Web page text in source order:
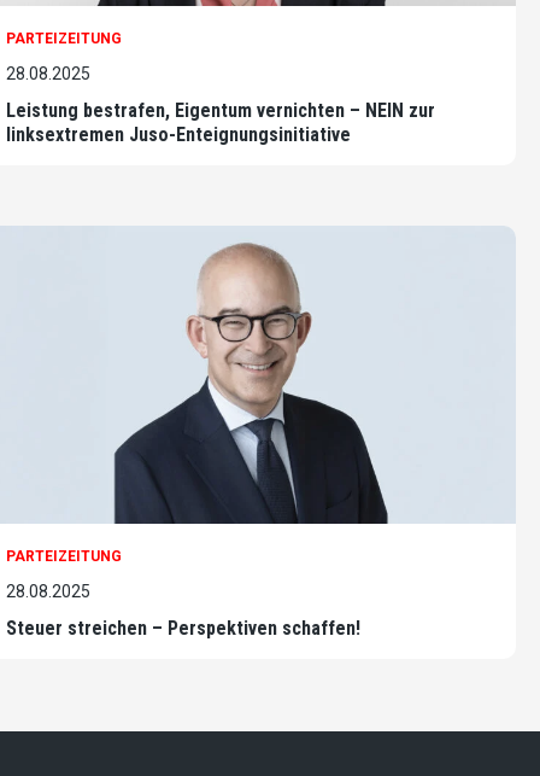
PARTEIZEITUNG
28.08.2025
Leistung bestrafen, Eigentum vernichten – NEIN zur
linksextremen Juso-Enteignungsinitiative
PARTEIZEITUNG
28.08.2025
Steuer streichen – Perspektiven schaffen!